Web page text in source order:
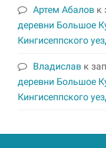
Артем Абалов к
деревни Большое
Кингисеппского
Владислав к
деревни Большое
Кингисеппского